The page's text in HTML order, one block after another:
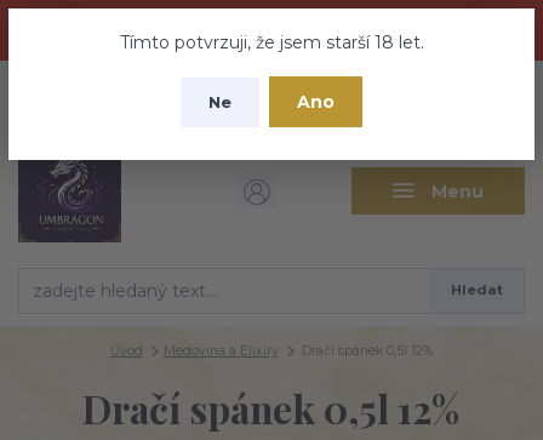
nebuďte vyděšeni zde najdete vše a ještě mnohem víc
Tímto potvrzuji, že jsem starší 18 let.
Ne Ano
Menu
CZK
Hledat
Úvod Medovina a Elixíry Dračí spánek 0,5l 12%
Dračí spánek 0,5l 12%